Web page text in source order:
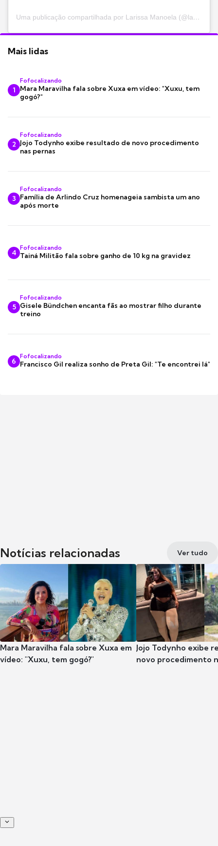
Uma publicação compartilhada por Larissa Manoela (@larissamanoela)
Mais lidas
1
Fofocalizando
Mara Maravilha fala sobre Xuxa em vídeo: "Xuxu, tem
gogó?"
2
Fofocalizando
Jojo Todynho exibe resultado de novo procedimento
nas pernas
3
Fofocalizando
Família de Arlindo Cruz homenageia sambista um ano
após morte
4
Fofocalizando
Tainá Militão fala sobre ganho de 10 kg na gravidez
5
Fofocalizando
Gisele Bündchen encanta fãs ao mostrar filho durante
treino
6
Fofocalizando
Francisco Gil realiza sonho de Preta Gil: "Te encontrei lá"
Notícias relacionadas Ver tudo
Mara Maravilha fala sobre Xuxa em
vídeo: "Xuxu, tem gogó?"
Jojo Todynho exibe
novo procedimento